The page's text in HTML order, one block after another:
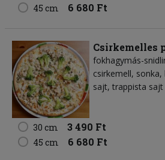
45 cm 6 680 Ft
Csirkemelles
fokhagymás-
csirkemell,
sajt, trappista sajt
30 cm 3 490 Ft
45 cm 6 680 Ft